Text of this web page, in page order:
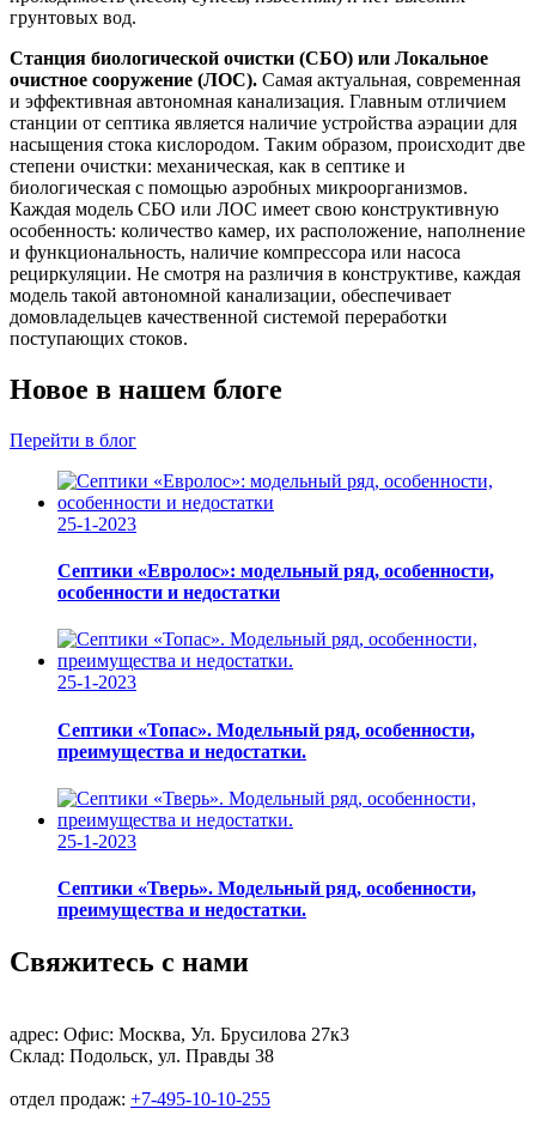
грунтовых вод.
Станция биологической очистки (СБО) или Локальное
очистное сооружение (ЛОС). Самая актуальная, современная
и эффективная автономная канализация. Главным отличием
станции от септика является наличие устройства аэрации для
насыщения стока кислородом. Таким образом, происходит две
степени очистки: механическая, как в септике и
биологическая с помощью аэробных микроорганизмов.
Каждая модель СБО или ЛОС имеет свою конструктивную
особенность: количество камер, их расположение, наполнение
и функциональность, наличие компрессора или насоса
рециркуляции. Не смотря на различия в конструктиве, каждая
модель такой автономной канализации, обеспечивает
домовладельцев качественной системой переработки
поступающих стоков.
Новое в нашем блоге
Перейти в блог
25-1-2023
Септики «Евролос»: модельный ряд, особенности,
особенности и недостатки
25-1-2023
Септики «Топас». Модельный ряд, особенности,
преимущества и недостатки.
25-1-2023
Септики «Тверь». Модельный ряд, особенности,
преимущества и недостатки.
Свяжитесь с нами
адрес: Офис: Москва, Ул. Брусилова 27к3
Склад: Подольск, ул. Правды 38
отдел продаж: +7-495-10-10-255